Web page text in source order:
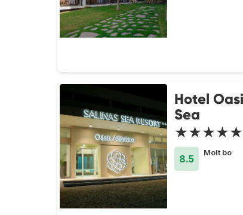
Hotel
Sea
★★★★★
8.5
Molt bo